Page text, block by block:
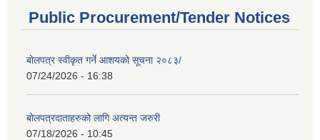
Public Procurement/Tender Notices
बोलपत्र स्वीकृत गर्ने आशयको सूचना २०८३/
07/24/2026 - 16:38
बोलपत्रदाताहरुको लागि अत्यन्त जरुरी
07/18/2026 - 10:45